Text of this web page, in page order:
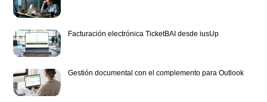
Facturación electrónica TicketBAI desde iusUp
Gestión documental con el complemento para Outlook